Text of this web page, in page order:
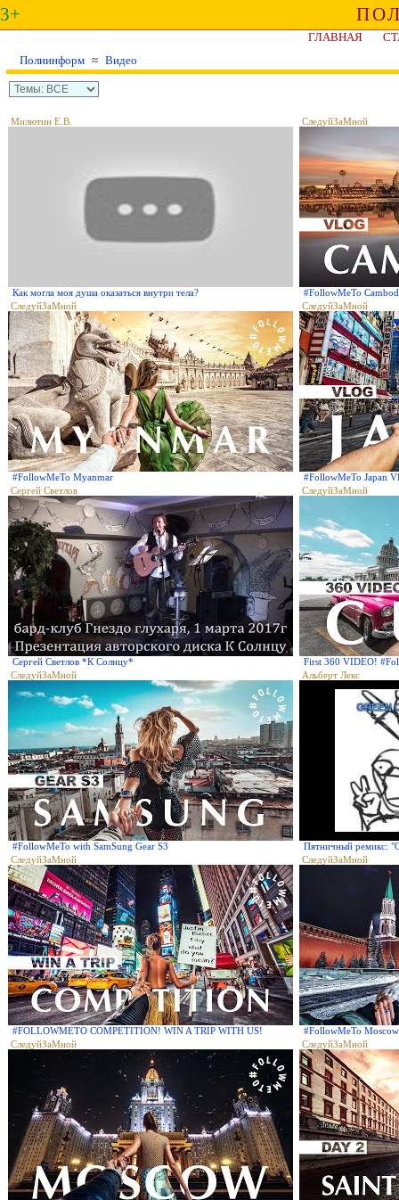
3+
ГЛАВНАЯ
Полиинформ ≈ Видео
Милютин Е.В.
Как могла моя душа оказаться внутри тела?
СледуйЗаМной
#FollowMeTo
СледуйЗаМной
#FollowMeTo Myanmar
СледуйЗаМной
#FollowMeTo Japan
Сергей Светлов
Сергей Светлов *К Солнцу*
СледуйЗаМной
First 360 VIDEO!
СледуйЗаМной
#FollowMeTo with SamSung Gear S3
Альберт Лекс
Пятничный ремикс:
СледуйЗаМной
#FOLLOWMETO COMPETITION! WIN A TRIP WITH US!
СледуйЗаМной
#FollowMeTo
СледуйЗаМной
СледуйЗаМной